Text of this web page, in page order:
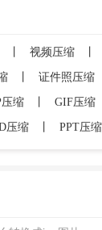
视频压缩
证件照压缩
缩 GIF压缩
压缩 PPT压缩